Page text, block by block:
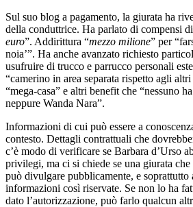
Sul suo blog a pagamento, la giurata ha
della conduttrice. Ha parlato di compensi
euro”. Addirittura “mezzo milione” per
noia’”. Ha anche avanzato richiesto
usufruire di trucco e parrucco personali
“camerino in area separata rispetto agli
“mega-casa” e altri benefit che “nessuno
neppure Wanda Nara”.
Informazioni di cui può essere a
contesto. Dettagli contrattuali che
c’è modo di verificare se Barbara d’Urso
privilegi, ma ci si chiede se una giurata
può divulgare pubblicamente, e soprattutto
informazioni così riservate. Se non lo ha
dato l’autorizzazione, può farlo qualcun